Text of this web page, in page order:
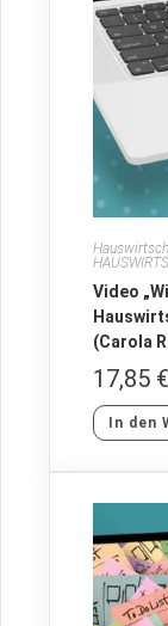
Video
(Carola
17,85 €
In den